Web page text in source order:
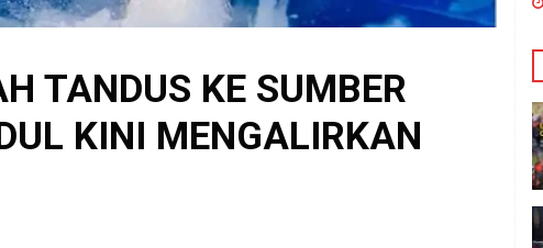
TANDUS KE SUMBER
KINI MENGALIRKAN